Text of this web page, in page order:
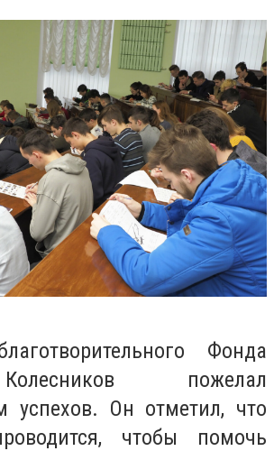
Фонда
пожелал
успехов. Он отметил, что
чтобы помочь